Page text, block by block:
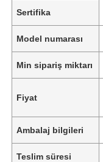
Sertifika
Model numarası
Min sipariş miktarı
Fiyat
Ambalaj bilgileri
Teslim süresi